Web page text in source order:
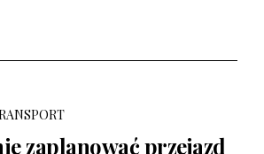
zaplanować przejazd